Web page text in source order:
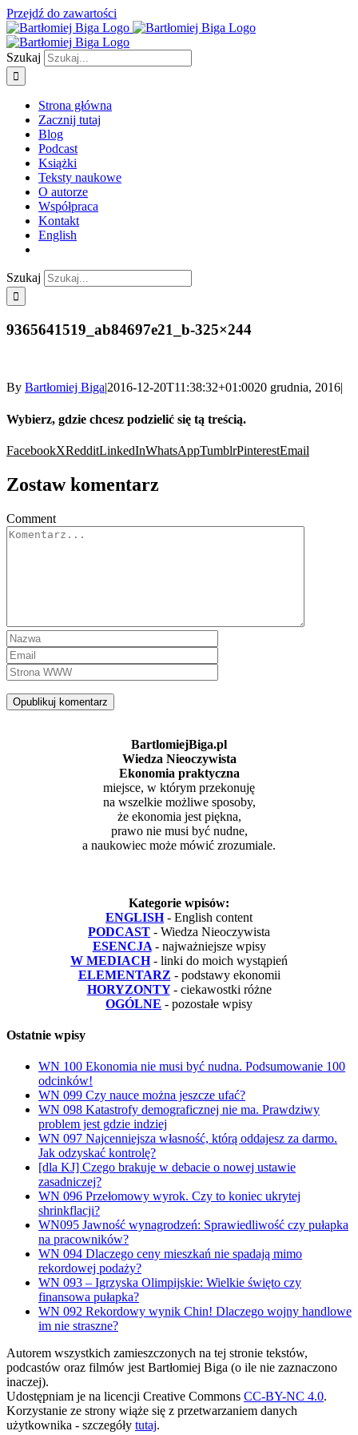
Przejdź do zawartości
Szukaj
Strona główna
Zacznij tutaj
Blog
Podcast
Książki
Teksty naukowe
O autorze
Współpraca
Kontakt
English
Szukaj
9365641519_ab84697e21_b-325×244
By Bartłomiej Biga|2016-12-20T11:38:32+01:0020 grudnia, 2016|
Wybierz, gdzie chcesz podzielić się tą treścią.
FacebookXRedditLinkedInWhatsAppTumblrPinterestEmail
Zostaw komentarz
Comment
BartlomiejBiga.pl
Wiedza Nieoczywista
Ekonomia praktyczna
miejsce, w którym przekonuję
na wszelkie możliwe sposoby,
że ekonomia jest piękna,
prawo nie musi być nudne,
a naukowiec może mówić zrozumiale.
Kategorie wpisów:
ENGLISH - English content
PODCAST - Wiedza Nieoczywista
ESENCJA - najważniejsze wpisy
W MEDIACH - linki do moich wystąpień
ELEMENTARZ - podstawy ekonomii
HORYZONTY - ciekawostki różne
OGÓLNE - pozostałe wpisy
Ostatnie wpisy
WN 100 Ekonomia nie musi być nudna. Podsumowanie 100
odcinków!
WN 099 Czy nauce można jeszcze ufać?
WN 098 Katastrofy demograficznej nie ma. Prawdziwy
problem jest gdzie indziej
WN 097 Najcenniejsza własność, którą oddajesz za darmo.
Jak odzyskać kontrolę?
[dla KJ] Czego brakuje w debacie o nowej ustawie
zasadniczej?
WN 096 Przełomowy wyrok. Czy to koniec ukrytej
shrinkflacji?
WN095 Jawność wynagrodzeń: Sprawiedliwość czy pułapka
na pracowników?
WN 094 Dlaczego ceny mieszkań nie spadają mimo
rekordowej podaży?
WN 093 – Igrzyska Olimpijskie: Wielkie święto czy
finansowa pułapka?
WN 092 Rekordowy wynik Chin! Dlaczego wojny handlowe
im nie straszne?
Autorem wszystkich zamieszczonych na tej stronie tekstów,
podcastów oraz filmów jest Bartłomiej Biga (o ile nie zaznaczono
inaczej).
Udostępniam je na licencji Creative Commons CC-BY-NC 4.0.
Korzystanie ze strony wiąże się z przetwarzaniem danych
użytkownika - szczegóły tutaj.